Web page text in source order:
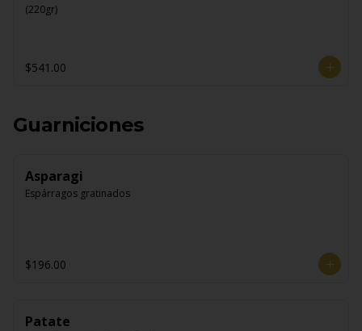
(220gr)
$541.00
Guarniciones
Asparagi
Espárragos gratinados
$196.00
Patate